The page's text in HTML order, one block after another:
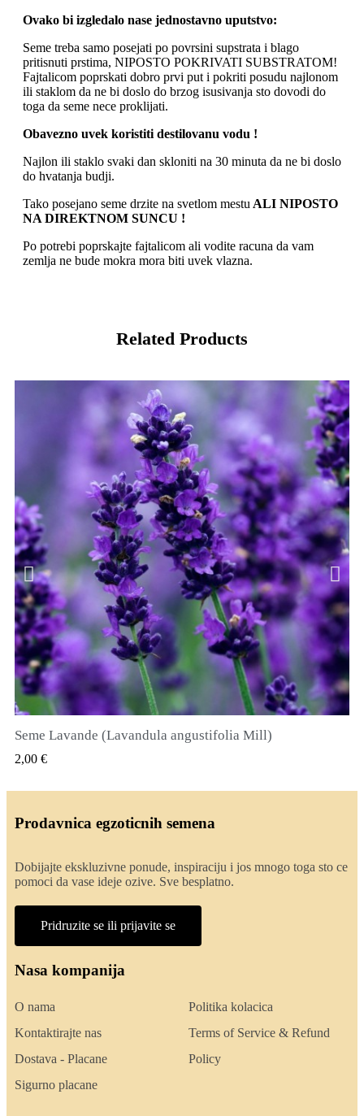
Ovako bi izgledalo nase jednostavno uputstvo:
Seme treba samo posejati po povrsini supstrata i blago
pritisnuti prstima, NIPOSTO POKRIVATI SUBSTRATOM!
Fajtalicom poprskati dobro prvi put i pokriti posudu najlonom
ili staklom da ne bi doslo do brzog isusivanja sto dovodi do
toga da seme nece proklijati.
Obavezno uvek koristiti destilovanu vodu !
Najlon ili staklo svaki dan skloniti na 30 minuta da ne bi doslo
do hvatanja budji.
Tako posejano seme drzite na svetlom mestu ALI NIPOSTO
NA DIREKTNOM SUNCU !
Po potrebi poprskajte fajtalicom ali vodite racuna da vam
zemlja ne bude mokra mora biti uvek vlazna.
Related Products
QUICK VIEW
Seme Lavande (Lavandula angustifolia Mill)
2,00 €
Prodavnica egzoticnih semena
Dobijajte ekskluzivne ponude, inspiraciju i jos mnogo toga sto ce
pomoci da vase ideje ozive. Sve besplatno.
Pridruzite se ili prijavite se
Nasa kompanija
O nama
Kontaktirajte nas
Dostava - Placane
Sigurno placane
Politika kolacica
Terms of Service & Refund
Policy